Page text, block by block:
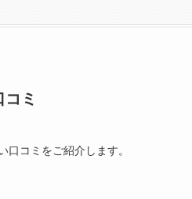
ミ
コミをご紹介します。